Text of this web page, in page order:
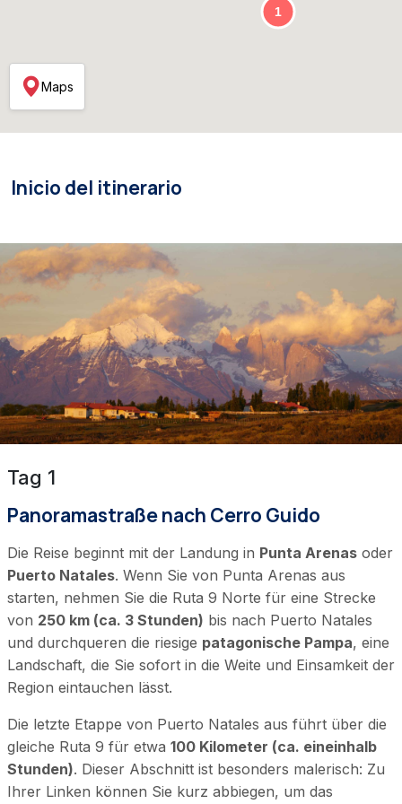
Maps
Inicio del itinerario
Tag 1
Panoramastraße nach Cerro Guido
Die Reise beginnt mit der Landung in Punta Arenas oder
Puerto Natales. Wenn Sie von Punta Arenas aus
starten, nehmen Sie die Ruta 9 Norte für eine Strecke
von 250 km (ca. 3 Stunden) bis nach Puerto Natales
und durchqueren die riesige patagonische Pampa, eine
Landschaft, die Sie sofort in die Weite und Einsamkeit der
Region eintauchen lässt.
Die letzte Etappe von Puerto Natales aus führt über die
gleiche Ruta 9 für etwa 100 Kilometer (ca. eineinhalb
Stunden). Dieser Abschnitt ist besonders malerisch: Zu
Ihrer Linken können Sie kurz abbiegen, um das